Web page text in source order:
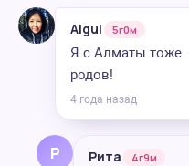
Aigul 5г0м
Я с Алматы тоже.
родов!
4 года назад
Р Рита 4г9м